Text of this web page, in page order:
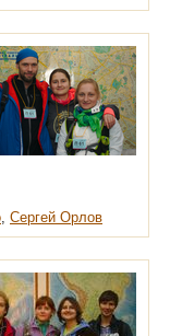
Сергей Орлов